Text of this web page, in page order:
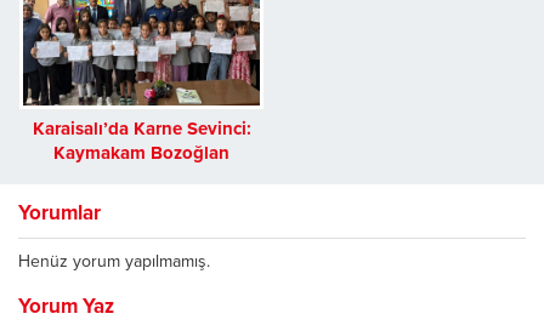
Karaisalı’da Karne Sevinci:
Kaymakam Bozoğlan
Yorumlar
Henüz yorum yapılmamış.
Yorum Yaz